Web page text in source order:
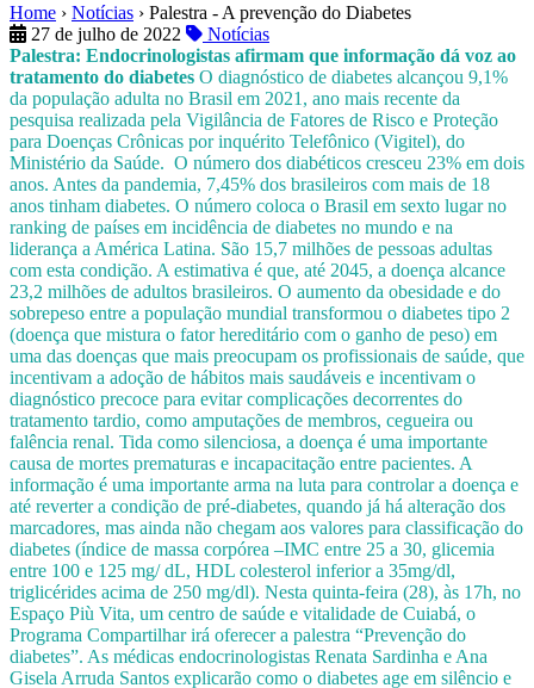
Home › Notícias › Palestra - A prevenção do Diabetes
27 de julho de 2022
Notícias
Palestra: Endocrinologistas afirmam que informação dá voz ao
tratamento do diabetes O diagnóstico de diabetes alcançou 9,1%
da população adulta no Brasil em 2021, ano mais recente da
pesquisa realizada pela Vigilância de Fatores de Risco e Proteção
para Doenças Crônicas por inquérito Telefônico (Vigitel), do
Ministério da Saúde. O número dos diabéticos cresceu 23% em dois
anos. Antes da pandemia, 7,45% dos brasileiros com mais de 18
anos tinham diabetes. O número coloca o Brasil em sexto lugar no
ranking de países em incidência de diabetes no mundo e na
liderança a América Latina. São 15,7 milhões de pessoas adultas
com esta condição. A estimativa é que, até 2045, a doença alcance
23,2 milhões de adultos brasileiros. O aumento da obesidade e do
sobrepeso entre a população mundial transformou o diabetes tipo 2
(doença que mistura o fator hereditário com o ganho de peso) em
uma das doenças que mais preocupam os profissionais de saúde, que
incentivam a adoção de hábitos mais saudáveis e incentivam o
diagnóstico precoce para evitar complicações decorrentes do
tratamento tardio, como amputações de membros, cegueira ou
falência renal. Tida como silenciosa, a doença é uma importante
causa de mortes prematuras e incapacitação entre pacientes. A
informação é uma importante arma na luta para controlar a doença e
até reverter a condição de pré-diabetes, quando já há alteração dos
marcadores, mas ainda não chegam aos valores para classificação do
diabetes (índice de massa corpórea –IMC entre 25 a 30, glicemia
entre 100 e 125 mg/ dL, HDL colesterol inferior a 35mg/dl,
triglicérides acima de 250 mg/dl). Nesta quinta-feira (28), às 17h, no
Espaço Più Vita, um centro de saúde e vitalidade de Cuiabá, o
Programa Compartilhar irá oferecer a palestra “Prevenção do
diabetes”. As médicas endocrinologistas Renata Sardinha e Ana
Gisela Arruda Santos explicarão como o diabetes age em silêncio e